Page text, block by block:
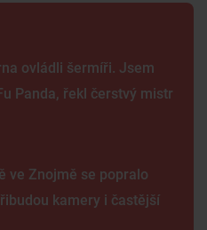
ovládli šermíři. Jsem
Panda, řekl čerstvý mistr
ve Znojmě se popralo
kamery i častější